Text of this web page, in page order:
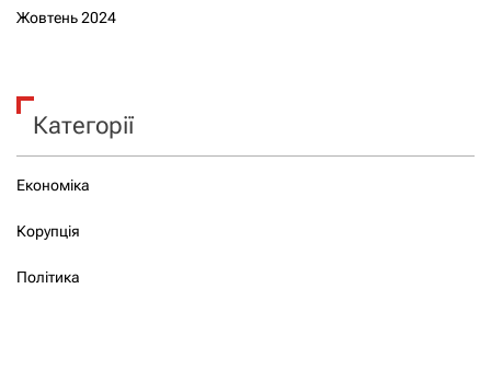
Жовтень 2024
Категорії
Економіка
Корупція
Політика